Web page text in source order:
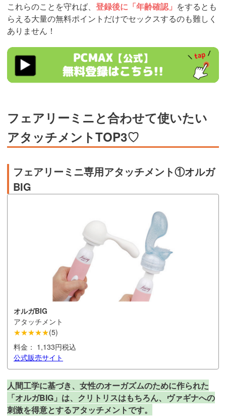
これらのことを守れば、 登録後に「年齢確認」 をするとも
らえる大量の無料ポイントだけでセックスするのも難しく
ありません！
https://pcmax.jp/lp/?
ad_id=rm307016
フェアリーミニと合わせて使いたい
アタッチメントTOP3♡
フェアリーミニ専用アタッチメント①オルガ
BIG
オルガBIG
アタッチメント
★★★★★(5)
料金： 1,133円税込
公式販売サイト
人間工学に基づき、女性のオーガズムのために作られた
「オルガBIG」は、クリトリスはもちろん、ヴァギナへの
刺激を得意とするアタッチメントです。